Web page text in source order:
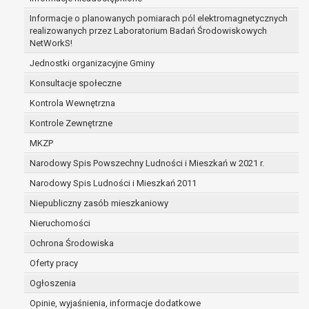
Informacje o planowanych pomiarach pól elektromagnetycznych
realizowanych przez Laboratorium Badań Środowiskowych
NetWorkS!
Jednostki organizacyjne Gminy
Konsultacje społeczne
Kontrola Wewnętrzna
Kontrole Zewnętrzne
MKZP
Narodowy Spis Powszechny Ludności i Mieszkań w 2021 r.
Narodowy Spis Ludności i Mieszkań 2011
Niepubliczny zasób mieszkaniowy
Nieruchomości
Ochrona Środowiska
Oferty pracy
Ogłoszenia
Opinie, wyjaśnienia, informacje dodatkowe
zabezpieczenia ewentualnych roszczeń, a w
przypadku wyrażenia zgody na przetwarzanie
danych po zakończeniu i rozliczeniu umowy, do
czasu wycofania tej zgody.
Ponadto w przypadku umów o dofinansowanie
dane osobowe od momentu pozyskania
przechowywane są przez okres wynikający z
umowy o dofinansowanie zawartej między
beneficjentem a określoną instytucją, trwałości
dokumentacji projektu do celów kontrolnych.
W związku z przetwarzaniem przez
administratora danych osobowych przysługuje
Pani/Panu:
prawo dostępu do treści danych oraz
otrzymywania ich kopii na podstawie art. 15
RODO;
prawo do żądania sprostowania danych na
w przypadku gdy: